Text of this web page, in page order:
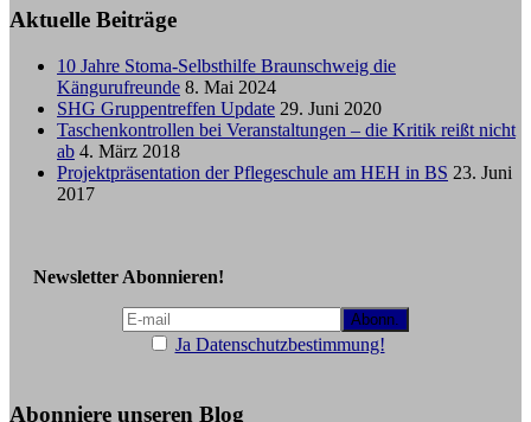
Aktuelle Beiträge
10 Jahre Stoma-Selbsthilfe Braunschweig die
Kängurufreunde 8. Mai 2024
SHG Gruppentreffen Update 29. Juni 2020
Taschenkontrollen bei Veranstaltungen – die Kritik reißt nicht
ab 4. März 2018
Projektpräsentation der Pflegeschule am HEH in BS 23. Juni
2017
Newsletter Abonnieren!
Ja Datenschutzbestimmung!
Abonniere unseren Blog